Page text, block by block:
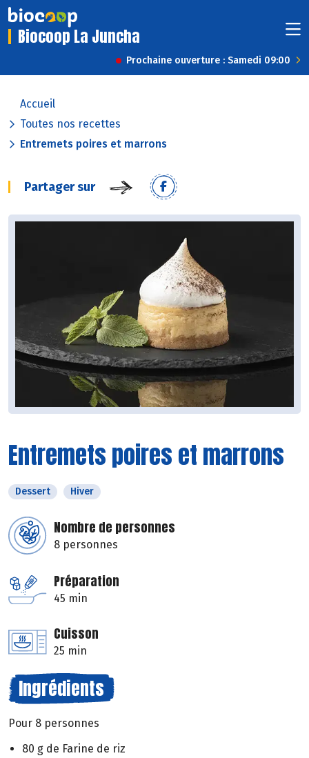
Biocoop La Juncha
Prochaine ouverture : Samedi 09:00
Accueil
Toutes nos recettes
Entremets poires et marrons
Partager sur
Entremets poires et marrons
Dessert Hiver
Nombre de personnes
8 personnes
Préparation
45 min
Cuisson
25 min
Ingrédients
Pour 8 personnes
80 g de Farine de riz